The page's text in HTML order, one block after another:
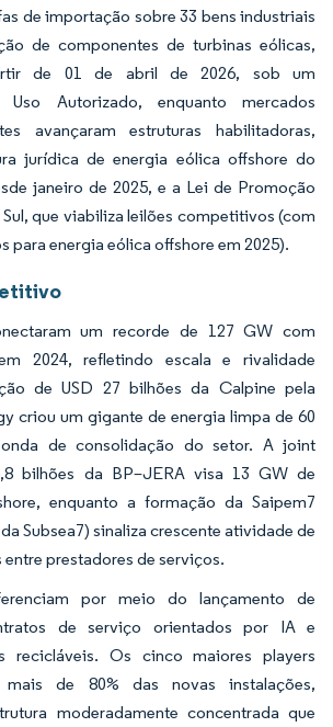
de importação sobre 33 bens industriais
de componentes de turbinas eólicas,
de 01 de abril de 2026, sob um
Autorizado, enquanto mercados
avançaram estruturas habilitadoras,
jurídica de energia eólica offshore do
janeiro de 2025, e a Lei de Promoção
que viabiliza leilões competitivos (com
para energia eólica offshore em 2025).
um recorde de 127 GW com
2024, refletindo escala e rivalidade
de USD 27 bilhões da Calpine pela
criou um gigante de energia limpa de 60
de consolidação do setor. A joint
bilhões da BP–JERA visa 13 GW de
enquanto a formação da Saipem7
Subsea7) sinaliza crescente atividade de
prestadores de serviços.
por meio do lançamento de
de serviço orientados por IA e
recicláveis. Os cinco maiores players
de 80% das novas instalações,
moderadamente concentrada que